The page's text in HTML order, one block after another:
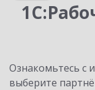
Ознакомьтесь с
выберите